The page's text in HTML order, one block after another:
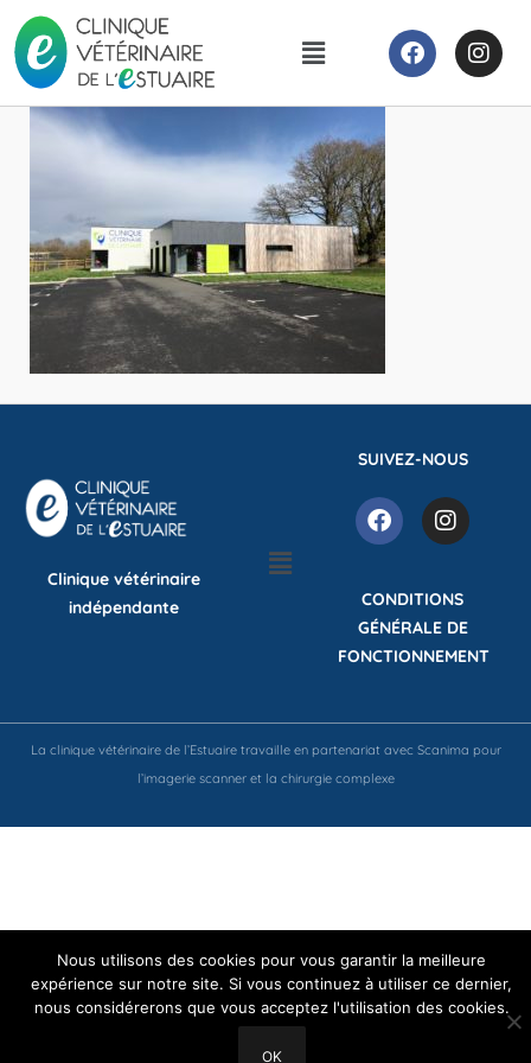
Clinique vétérinaire
indépendante
SUIVEZ-NOUS
CONDITIONS
GÉNÉRALE DE
FONCTIONNEMENT
La clinique vétérinaire de l’Estuaire travaille en partenariat avec Scanima pour
l’imagerie scanner et la chirurgie complexe
Nous utilisons des cookies pour vous garantir la meilleure
expérience sur notre site. Si vous continuez à utiliser ce dernier,
nous considérerons que vous acceptez l'utilisation des cookies.
OK